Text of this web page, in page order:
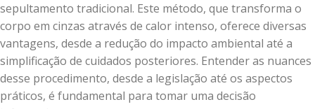
sepultamento tradicional. Este método, que transforma o
corpo em cinzas através de calor intenso, oferece diversas
vantagens, desde a redução do impacto ambiental até a
simplificação de cuidados posteriores. Entender as nuances
desse procedimento, desde a legislação até os aspectos
práticos, é fundamental para tomar uma decisão